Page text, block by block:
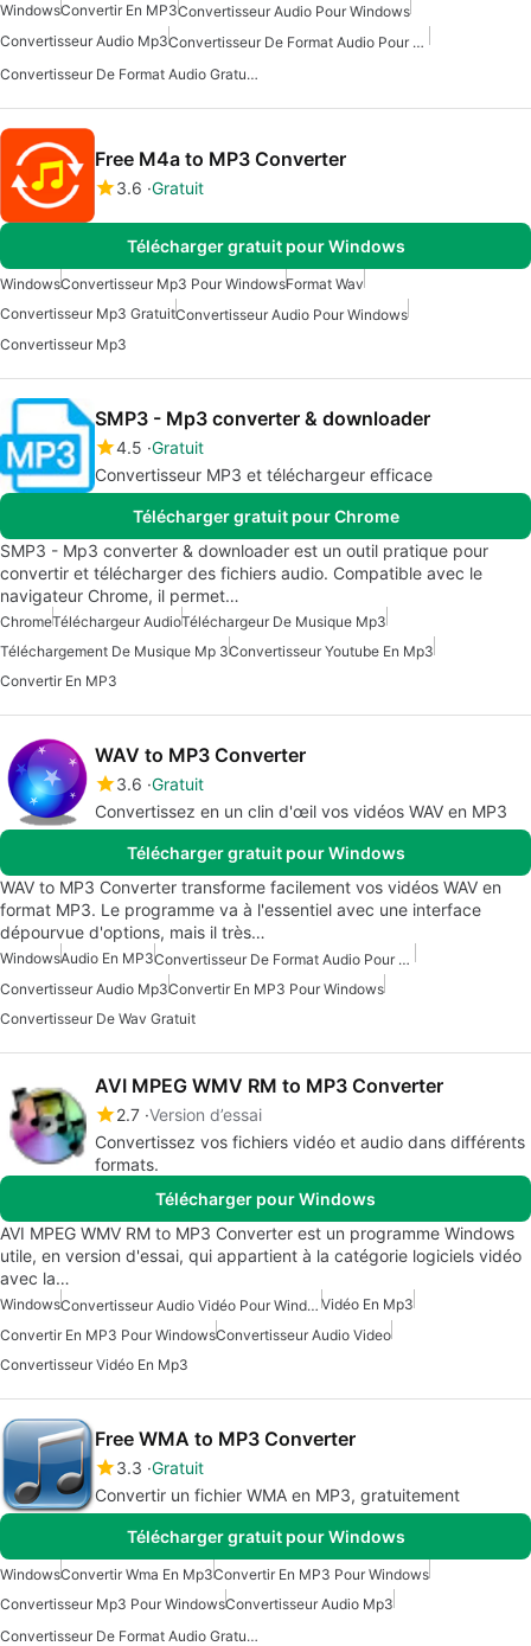
WindowsConvertir En MP3Convertisseur Audio Pour Windows
Convertisseur Audio Mp3
Convertisseur De Format Audio Pour Windows
Convertisseur De Format Audio Gratuit Pour Windows
Free M4a to MP3 Converter
3.6 Gratuit
Télécharger gratuit pour Windows
WindowsConvertisseur Mp3 Pour WindowsFormat Wav
Convertisseur Mp3 GratuitConvertisseur Audio Pour Windows
Convertisseur Mp3
SMP3 - Mp3 converter & downloader
4.5 Gratuit
Convertisseur MP3 et téléchargeur efficace
Télécharger gratuit pour Chrome
SMP3 - Mp3 converter & downloader est un outil pratique pour
convertir et télécharger des fichiers audio. Compatible avec le
navigateur Chrome, il permet…
ChromeTéléchargeur AudioTéléchargeur De Musique Mp3
Téléchargement De Musique Mp 3Convertisseur Youtube En Mp3
Convertir En MP3
WAV to MP3 Converter
3.6 Gratuit
Convertissez en un clin d'œil vos vidéos WAV en MP3
Télécharger gratuit pour Windows
WAV to MP3 Converter transforme facilement vos vidéos WAV en
format MP3. Le programme va à l'essentiel avec une interface
dépourvue d'options, mais il très…
WindowsAudio En MP3
Convertisseur De Format Audio Pour Windows
Convertisseur Audio Mp3Convertir En MP3 Pour Windows
Convertisseur De Wav Gratuit
AVI MPEG WMV RM to MP3 Converter
2.7 Version d’essai
Convertissez vos fichiers vidéo et audio dans différents
formats.
Télécharger pour Windows
AVI MPEG WMV RM to MP3 Converter est un programme Windows
utile, en version d'essai, qui appartient à la catégorie logiciels vidéo
avec la…
Windows Convertisseur Audio Vidéo Pour Windows Vidéo En Mp3
Convertir En MP3 Pour WindowsConvertisseur Audio Video
Convertisseur Vidéo En Mp3
Free WMA to MP3 Converter
3.3 Gratuit
Convertir un fichier WMA en MP3, gratuitement
Télécharger gratuit pour Windows
WindowsConvertir Wma En Mp3Convertir En MP3 Pour Windows
Convertisseur Mp3 Pour WindowsConvertisseur Audio Mp3
Convertisseur De Format Audio Gratuit Pour Windows